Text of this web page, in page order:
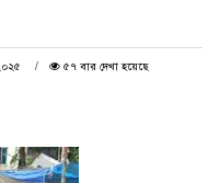
৫৭ বার দেখা হয়েছে